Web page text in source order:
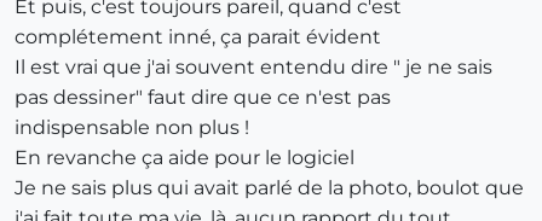
Et puis, c'est toujours pareil, quand c'est
complétement inné, ça parait évident
Il est vrai que j'ai souvent entendu dire " je ne sais
pas dessiner" faut dire que ce n'est pas
indispensable non plus !
En revanche ça aide pour le logiciel
Je ne sais plus qui avait parlé de la photo, boulot que